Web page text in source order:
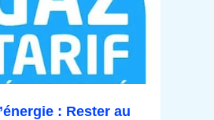
: Rester au